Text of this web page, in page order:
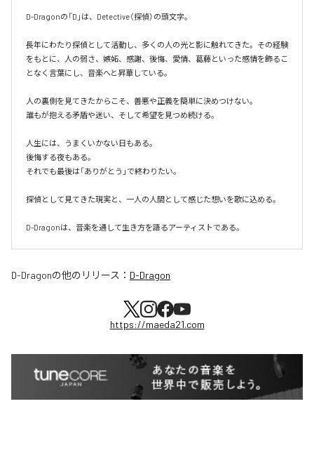
D-Dragonの「D」は、Detective（探偵）の頭文字。
長年にわたり探偵として活動し、多くの人の光と影に触れてきた。その経験
をもとに、人の弱さ、嫉妬、感謝、後悔、愛情、葛藤といった感情を飾るこ
となく言葉にし、音楽へと昇華している。
人の裏側を見てきたからこそ、善悪や正義を簡単に決めつけない。
誰もが抱える矛盾や迷い、そして希望を見つめ続ける。
人生には、うまくいかない日もある。
後悔する夜もある。
それでも最後は「ありがとう」で終わりたい。
探偵として見てきた現実と、一人の人間として感じた想いを歌に込める。
D-Dragonは、音楽を通して生き方を語るアーティストである。
D-Dragonの他のリリース： D-Dragon
https://maeda21.com